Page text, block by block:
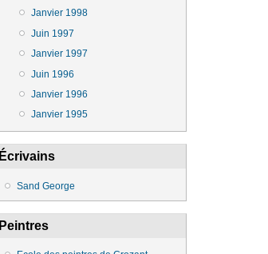
Janvier 1998
Juin 1997
Janvier 1997
Juin 1996
Janvier 1996
Janvier 1995
Écrivains
Sand George
Peintres